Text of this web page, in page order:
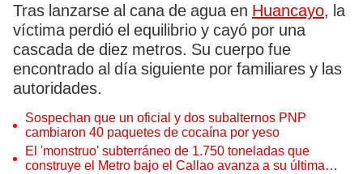
Tras lanzarse al cana de agua en Huancayo, la
víctima perdió el equilibrio y cayó por una
cascada de diez metros. Su cuerpo fue
encontrado al día siguiente por familiares y las
autoridades.
Sospechan que un oficial y dos subalternos PNP
cambiaron 40 paquetes de cocaína por yeso
El 'monstruo' subterráneo de 1.750 toneladas que
construye el Metro bajo el Callao avanza a su última